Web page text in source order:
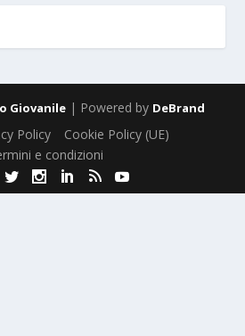
Giovanile | Powered by DeBrand
Policy
Cookie Policy (UE)
e condizioni